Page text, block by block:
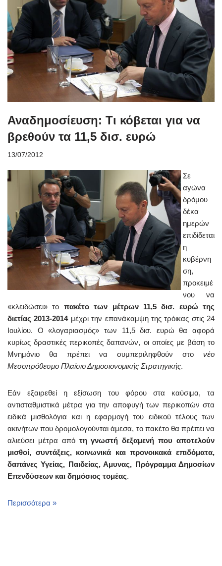
Αναδημοσίευση: Τι κόβεται για να
βρεθούν τα 11,5 δισ. ευρώ
13/07/2012
Σε
αγώνα
δρόμου
δέκα
ημερών
επιδίδεται
η
κυβέρνη
ση,
προκειμέ
νου να
«κλειδώσει» το πακέτο των μέτρων 11,5 δισ. ευρώ της
διετίας 2013-2014μέχρι την επανάκαμψη της τρόικας στις 24
Ιουλίου. Ο «λογαριασμός» των 11,5 δισ. ευρώ θα αφορά
κυρίως δραστικές περικοπές δαπανών, οι οποίες με βάση το
Μνημόνιο θα πρέπει να συμπεριληφθούν στο νέο
Μεσοπρόθεσμο Πλαίσιο Δημοσιονομικής Στρατηγικής.
Εάν εξαιρεθεί η εξίσωση του φόρου στα καύσιμα, τα
αντισταθμιστικά μέτρα για την αποφυγή των περικοπών στα
ειδικά μισθολόγια και η εφαρμογή του ειδικού τέλους των
ακινήτων που δρομολογούνται άμεσα, το πακέτο θα πρέπει να
αλιεύσει μέτρα από τη γνωστή δεξαμενή που αποτελούν
μισθοί, συντάξεις, κοινωνικά και προνοικακά επιδόματα,
δαπάνες Υγείας, Παιδείας, Αμυνας, Πρόγραμμα Δημοσίων
Επενδύσεων και δημόσιος τομέας.
Περισσότερα »